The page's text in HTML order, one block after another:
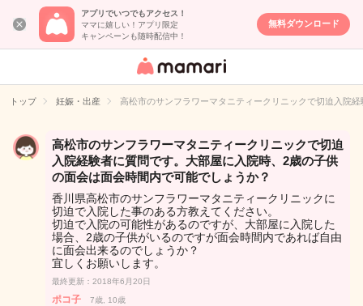
アプリでいつでもアクセス！
ママに嬉しい！アプリ限定
キャンペーンも随時配信中！
無料ダウンロード
女性専用匿名QA
イト
トップ 妊娠・出産 高松市のサンフラワーマタニティークリニックで切迫入院
高松市のサンフラワーマタニティークリニックで切迫
入院経験者に質問です。大部屋に入院時、2歳の子供
の面会は面会時間内で可能でしょうか？
香川県高松市のサンフラワーマタニティークリニックに
切迫で入院した事のある方教えてください。
切迫で入院の可能性があるのですが、大部屋に入院した
場合、2歳の子供がいるのですが面会時間内であれば自由
に面会出来るのでしょうか？
宜しくお願いします。
最終更新：2018年6月20日
ポコ子 7歳, 10歳